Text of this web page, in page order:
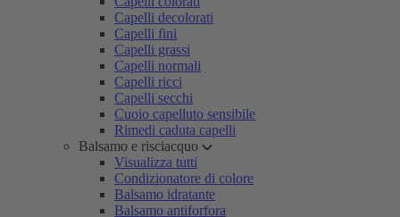
Capelli decolorati
Capelli fini
Capelli grassi
Capelli normali
Capelli ricci
Capelli secchi
Cuoio capelluto sensibile
Rimedi caduta capelli
Balsamo e risciacquo
Visualizza tutti
Condizionatore di colore
Balsamo idratante
Balsamo antiforfora